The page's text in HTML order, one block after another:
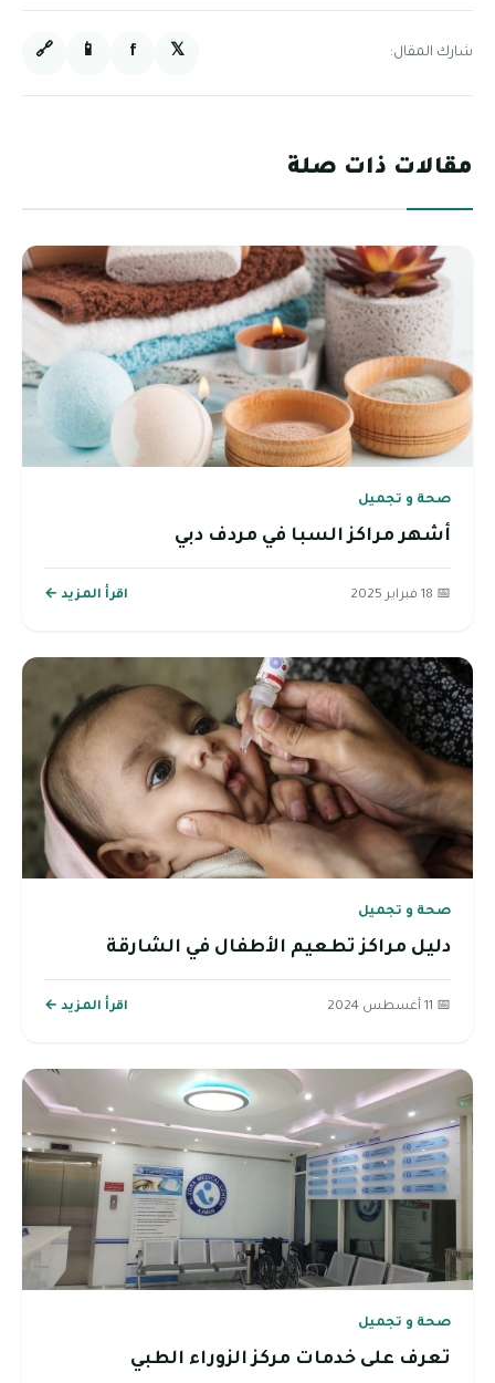
شارك المقال: 𝕏
f
📱
🔗
مقالات ذات صلة
صحة و تجميل
أشهر مراكز السبا في مردف دبي
📅 18 فبراير 2025 اقرأ المزيد ←
صحة و تجميل
دليل مراكز تطعيم الأطفال في الشارقة
📅 11 أغسطس 2024 اقرأ المزيد ←
صحة و تجميل
تعرف على خدمات مركز الزوراء الطبي